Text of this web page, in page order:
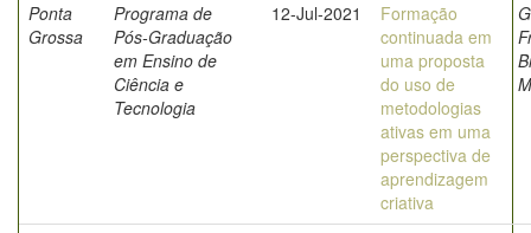
Ponta
Grossa
Programa de
Pós-Graduação
em Ensino de
Ciência e
Tecnologia
12-Jul-2021
Formação
continuada em
uma proposta
do uso de
metodologias
ativas em uma
perspectiva de
aprendizagem
criativa